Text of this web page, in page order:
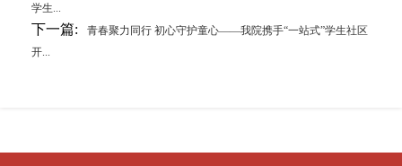
学生...
下一篇:
青春聚力同行 初心守护童心——我院携手“一站式”学生社区
开...